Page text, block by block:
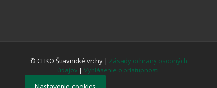
© CHKO Štiavnické vrchy | Zásady ochrany osobných
údajov | Vyhlásenie o prístupnosti